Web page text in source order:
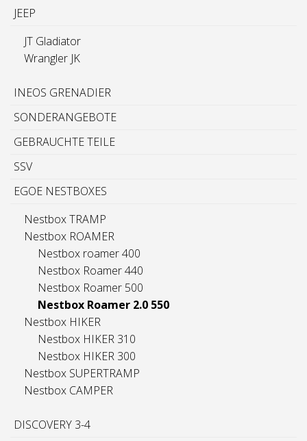
JEEP
JT Gladiator
Wrangler JK
INEOS GRENADIER
SONDERANGEBOTE
GEBRAUCHTE TEILE
SSV
EGOE NESTBOXES
Nestbox TRAMP
Nestbox ROAMER
Nestbox roamer 400
Nestbox Roamer 440
Nestbox Roamer 500
Nestbox Roamer 2.0 550
Nestbox HIKER
Nestbox HIKER 310
Nestbox HIKER 300
Nestbox SUPERTRAMP
Nestbox CAMPER
DISCOVERY 3-4